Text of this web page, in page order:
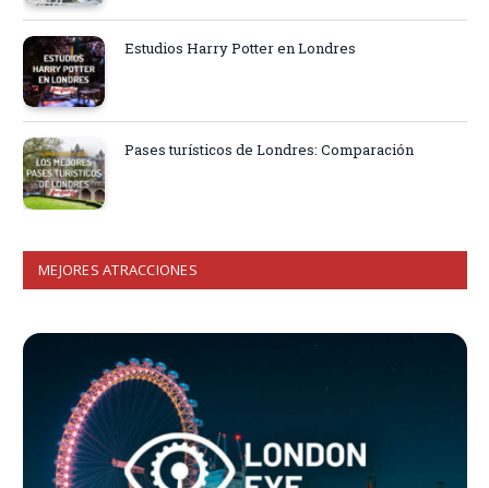
Estudios Harry Potter en Londres
Pases turísticos de Londres: Comparación
MEJORES ATRACCIONES